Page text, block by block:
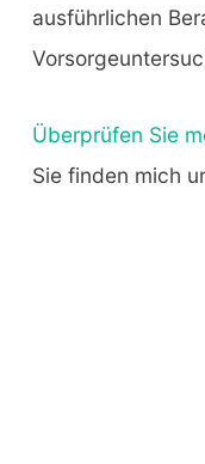
ausführlichen
Überprüfen Sie
Sie finden mich